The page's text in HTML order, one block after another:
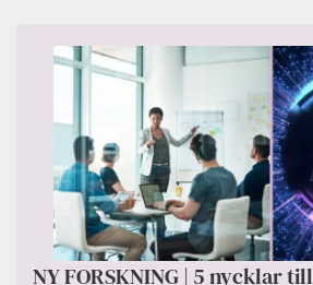
NY FORSKNING | 5 nycklar till